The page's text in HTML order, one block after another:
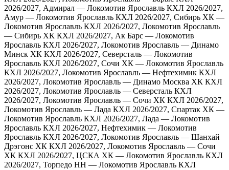
2026/2027, Адмирал — Локомотив Ярославль КХЛ 2026/2027,
Амур — Локомотив Ярославль КХЛ 2026/2027, Сибирь ХК —
Локомотив Ярославль КХЛ 2026/2027, Локомотив Ярославль
— Сибирь ХК КХЛ 2026/2027, Ак Барс — Локомотив
Ярославль КХЛ 2026/2027, Локомотив Ярославль — Динамо
Минск ХК КХЛ 2026/2027, Северсталь — Локомотив
Ярославль КХЛ 2026/2027, Сочи ХК — Локомотив Ярославль
КХЛ 2026/2027, Локомотив Ярославль — Нефтехимик КХЛ
2026/2027, Локомотив Ярославль — Динамо Москва ХК КХЛ
2026/2027, Локомотив Ярославль — Северсталь КХЛ
2026/2027, Локомотив Ярославль — Сочи ХК КХЛ 2026/2027,
Локомотив Ярославль — Лада КХЛ 2026/2027, Спартак ХК —
Локомотив Ярославль КХЛ 2026/2027, Лада — Локомотив
Ярославль КХЛ 2026/2027, Нефтехимик — Локомотив
Ярославль КХЛ 2026/2027, Локомотив Ярославль — Шанхай
Дрэгонс ХК КХЛ 2026/2027, Локомотив Ярославль — Сочи
ХК КХЛ 2026/2027, ЦСКА ХК — Локомотив Ярославль КХЛ
2026/2027, Торпедо НН — Локомотив Ярославль КХЛ